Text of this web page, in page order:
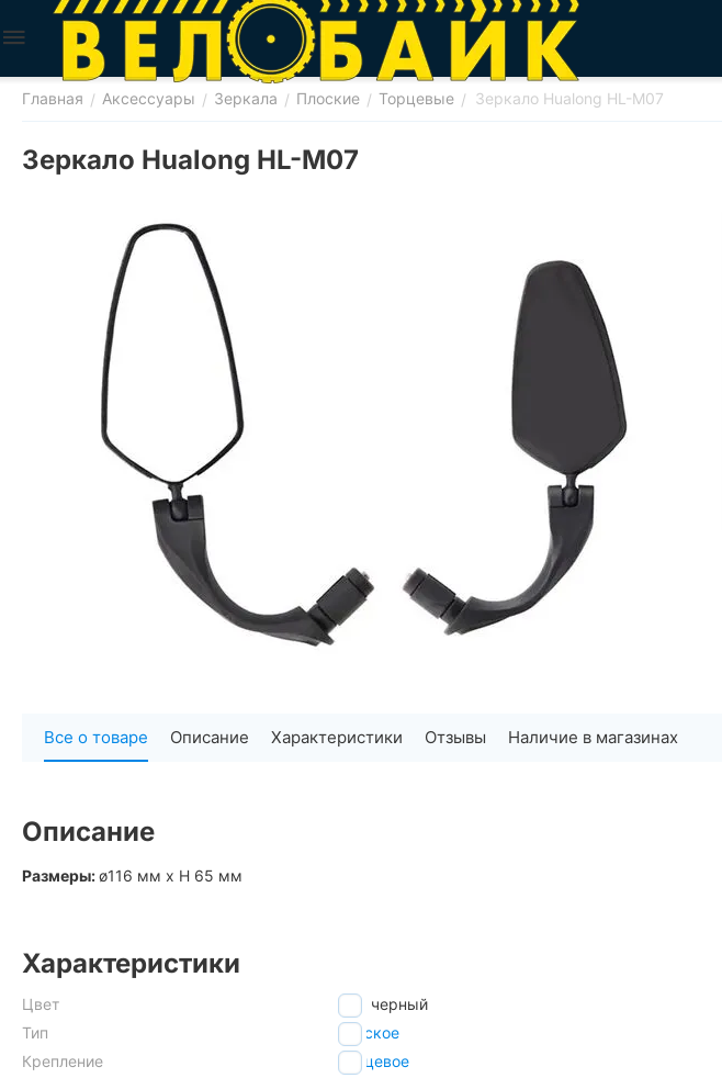
Главная / Аксессуары / Зеркала / Плоские / Торцевые / Зеркало Hualong HL-M07
Зеркало Hualong HL-M07
Все о товаре Описание Характеристики Отзывы Наличие в магазинах
Описание
Размеры:ø116 мм х H 65 мм
Характеристики
Цвет
черный
Тип
плоское
Крепление
торцевое